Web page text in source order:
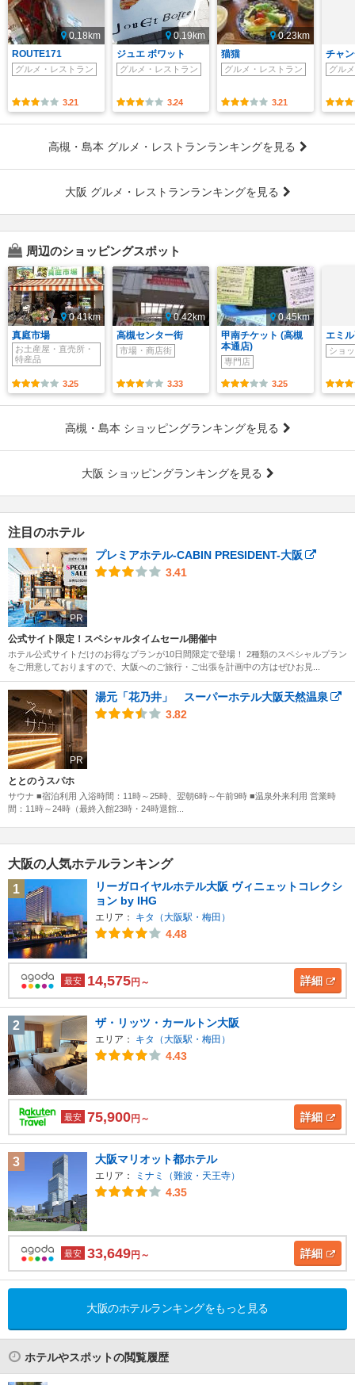
0.18km
ROUTE171
グルメ・レストラン
3.21
0.19km
ジュエ ボワット
グルメ・レストラン
3.24
0.23km
猫猫
グルメ・レストラン
3.21
チャ
グル
高槻・島本 グルメ・レストランランキングを見る
大阪 グルメ・レストランランキングを見る
周辺のショッピングスポット
0.41km
真庭市場
お土産屋・直売所・
特産品
3.25
0.42km
高槻センター街
市場・商店街
3.33
0.45km
甲南チケット (高槻
本通店)
専門店
3.25
エミ
ショ
高槻・島本 ショッピングランキングを見る
大阪 ショッピングランキングを見る
注目のホテル
PR
プレミアホテル-CABIN PRESIDENT-大阪
3.41
公式サイト限定！スペシャルタイムセール開催中
ホテル公式サイトだけのお得なプランが10日間限定で登場！ 2種類のスペシャルプラン
をご用意しておりますので、大阪へのご旅行・ご出張を計画中の方はぜひお見...
PR
湯元「花乃井」 スーパーホテル大阪天然温泉
3.82
ととのうスパホ
サウナ ■宿泊利用 入浴時間：11時～25時、翌朝6時～午前9時 ■温泉外来利用 営業時
間：11時～24時（最終入館23時・24時退館...
大阪の人気ホテルランキング
1
リーガロイヤルホテル大阪 ヴィニェットコレクシ
ョン by IHG
エリア： キタ（大阪駅・梅田）
4.48
最安 14,575円～ 詳細
2 ザ・リッツ・カールトン大阪
エリア： キタ（大阪駅・梅田）
4.43
最安 75,900円～ 詳細
3 大阪マリオット都ホテル
エリア： ミナミ（難波・天王寺）
4.35
最安 33,649円～ 詳細
大阪のホテルランキングをもっと見る
ホテルやスポットの閲覧履歴